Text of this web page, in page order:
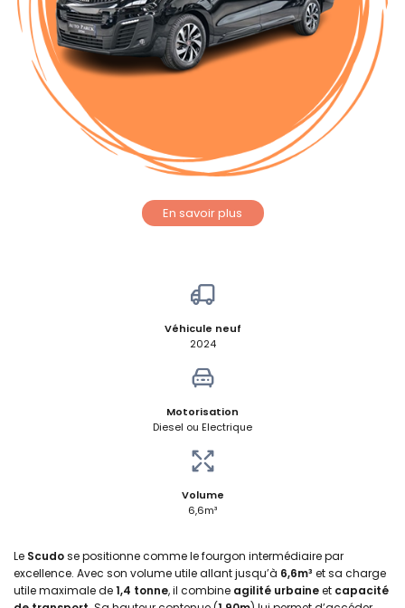
En savoir plus
Véhicule neuf
2024
Motorisation
Diesel ou Electrique
Volume
6,6m³
Le Scudose positionne comme le fourgon intermédiaire par
excellence. Avec son volume utile allant jusqu’à 6,6m³ et sa charge
utile maximale de1,4 tonne, il combine agilité urbaineet capacité